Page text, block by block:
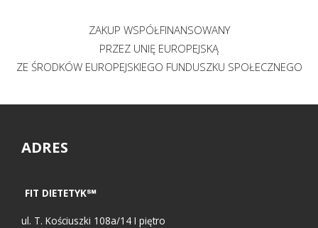
ZAKUP WSPÓŁFINANSOWANY
PRZEZ UNIĘ EUROPEJSKĄ
ZE ŚRODKÓW EUROPEJSKIEGO FUNDUSZKU SPOŁECZNEGO
ADRES
FIT DIETETYK℠
ul. T. Kościuszki 108a/14 I piętro